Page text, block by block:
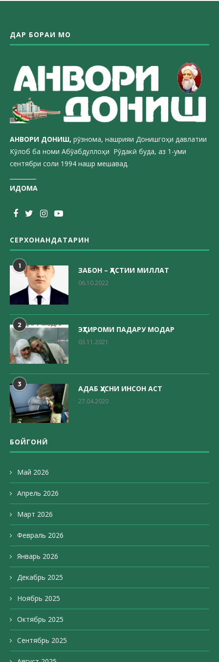
ДАР БОРАИ МО
АНВОРИ ДОНИШ, рӯзнома, нашрияи Донишгоҳи давлатии
Кӯлоб ба номи Абӯабдуллоҳи Рӯдакӣ буда, аз 1-уми
сентябри соли 1994 нашр мешавад.
ИДОМА
СЕРХОНАНДАТАРИН
1 ЗАБОН – ҲАСТИИ МИЛЛАТ
06.10.2022
2 ЭҲТИРОМИ ПАДАРУ МОДАР
03.11.2021
3 АДАБ ҲУСНИ ИНСОН АСТ
27.04.2020
БОЙГОНӢ
Май 2026
Апрель 2026
Март 2026
Февраль 2026
Январь 2026
Декабрь 2025
Ноябрь 2025
Октябрь 2025
Сентябрь 2025